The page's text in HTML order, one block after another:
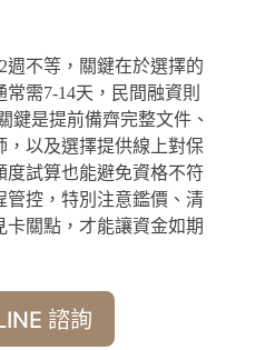
週不等，關鍵在於選擇的
需7-14天，民間融資則
鍵是提前備齊完整文件、
，以及選擇提供線上對保
度試算也能避免資格不符
管控，特別注意鑑價、清
關點，才能讓資金如期
諮詢